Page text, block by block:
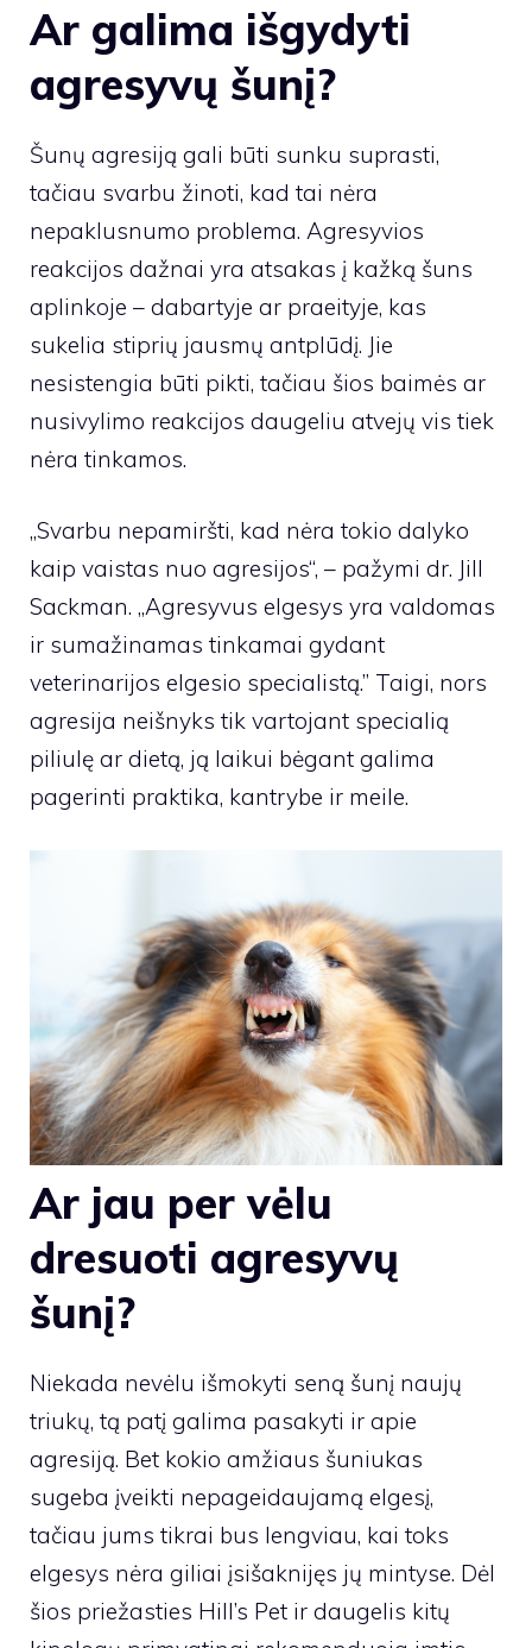
Ar galima išgydyti
agresyvų šunį?
Šunų agresiją gali būti sunku suprasti,
tačiau svarbu žinoti, kad tai nėra
nepaklusnumo problema. Agresyvios
reakcijos dažnai yra atsakas į kažką šuns
aplinkoje – dabartyje ar praeityje, kas
sukelia stiprių jausmų antplūdį. Jie
nesistengia būti pikti, tačiau šios baimės ar
nusivylimo reakcijos daugeliu atvejų vis tiek
nėra tinkamos.
„Svarbu nepamiršti, kad nėra tokio dalyko
kaip vaistas nuo agresijos“, – pažymi dr. Jill
Sackman. „Agresyvus elgesys yra valdomas
ir sumažinamas tinkamai gydant
veterinarijos elgesio specialistą.” Taigi, nors
agresija neišnyks tik vartojant specialią
piliulę ar dietą, ją laikui bėgant galima
pagerinti praktika, kantrybe ir meile.
Ar jau per vėlu
dresuoti agresyvų
šunį?
Niekada nevėlu išmokyti seną šunį naujų
triukų, tą patį galima pasakyti ir apie
agresiją. Bet kokio amžiaus šuniukas
sugeba įveikti nepageidaujamą elgesį,
tačiau jums tikrai bus lengviau, kai toks
elgesys nėra giliai įsišaknijęs jų mintyse. Dėl
šios priežasties Hill’s Pet ir daugelis kitų